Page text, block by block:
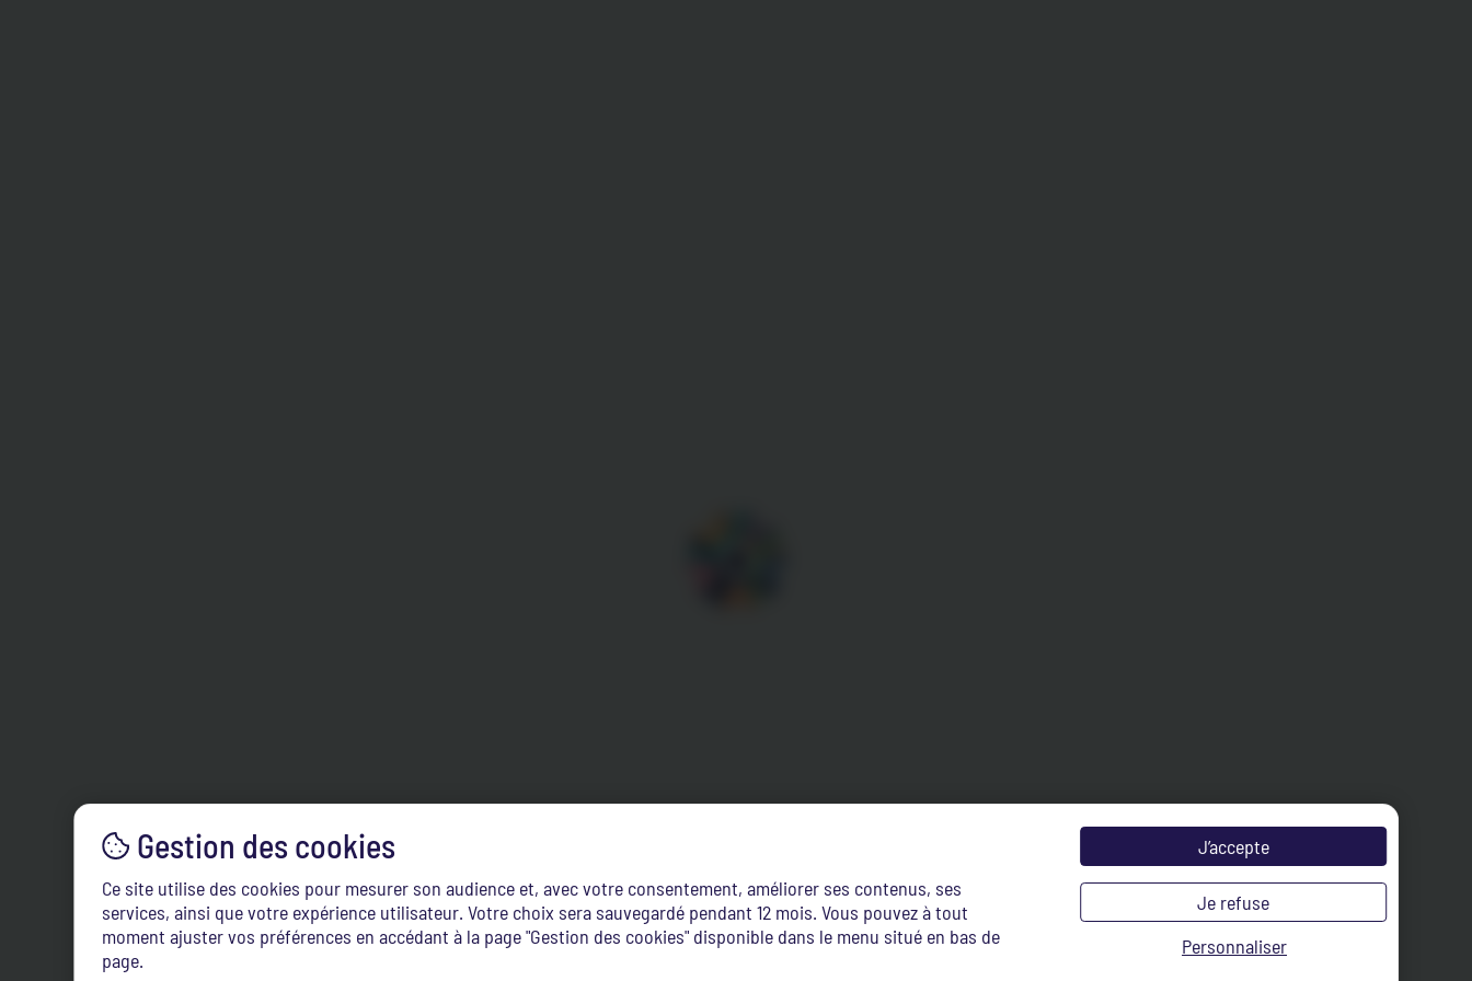
Ce site utilise des cookies pour mesurer son audience et, avec votre consentement, améliorer ses contenus, ses
services, ainsi que votre expérience utilisateur. Votre choix sera sauvegardé pendant 12 mois. Vous pouvez à tout
moment ajuster vos préférences en accédant à la page "Gestion des cookies" disponible dans le menu situé en bas de
page.
J’accepte
Je refuse
Personnaliser